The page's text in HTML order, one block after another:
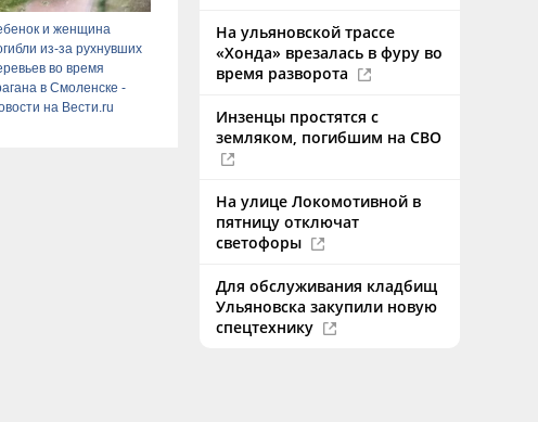
и женщина
из-за рухнувших
во время
в Смоленске -
на Вести.ru
На ульяновской трассе
«Хонда» врезалась в фуру во
время разворота
Инзенцы простятся с
земляком, погибшим на СВО
На улице Локомотивной в
пятницу отключат
светофоры
Для обслуживания кладбищ
Ульяновска закупили новую
спецтехнику